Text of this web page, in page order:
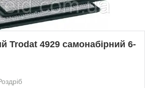
Trodat 4929 самонабірний 6-